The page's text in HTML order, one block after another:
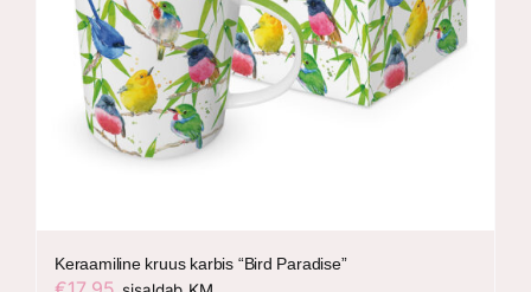
Keraamiline kruus karbis “Bird Paradise”